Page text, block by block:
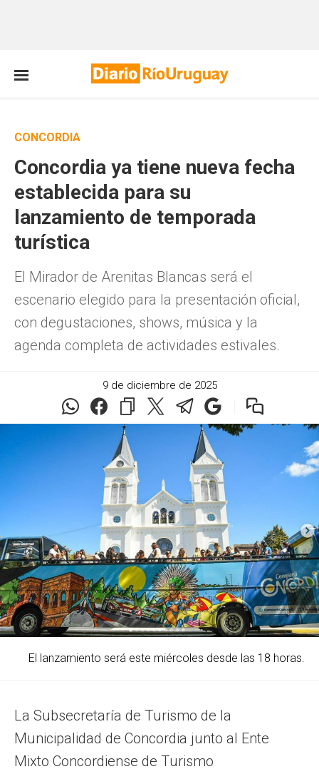
CONCORDIA
Concordia ya tiene nueva fecha
establecida para su
lanzamiento de temporada
turística
El Mirador de Arenitas Blancas será el
escenario elegido para la presentación oficial,
con degustaciones, shows, música y la
agenda completa de actividades estivales.
9 de diciembre de 2025
El lanzamiento será este miércoles desde las 18 horas.
La Subsecretaría de Turismo de la
Municipalidad de Concordia junto al Ente
Mixto Concordiense de Turismo